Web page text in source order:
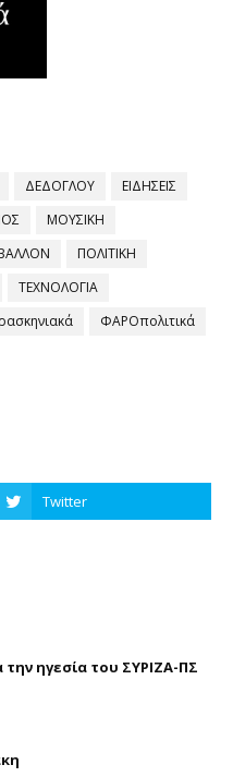
ΔΕΔΟΓΛΟΥ
ΕΙΔΗΣΕΙΣ
ΜΟΥΣΙΚΗ
ΠΟΛΙΤΙΚΗ
ΤΕΧΝΟΛΟΓΙΑ
ΦΑΡΟπολιτικά
ηγεσία του ΣΥΡΙΖΑ-ΠΣ